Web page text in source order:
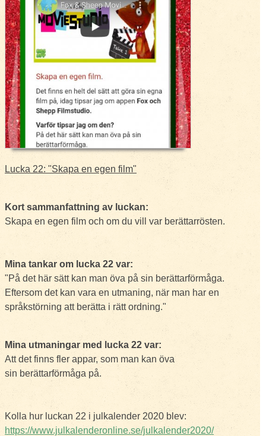
Lucka 22: "Skapa en egen film"
Kort sammanfattning av luckan:
Skapa en egen film och om du vill var berättarrösten.
Mina tankar om lucka 22 var:
"På det här sätt kan man öva på sin berättarförmåga.
Eftersom det kan vara en utmaning, när man har en
språkstörning att berätta i rätt ordning."
Mina utmaningar med lucka 22 var:
Att det finns fler appar, som man kan öva
sin berättarförmåga på.
Kolla hur luckan 22 i julkalender 2020 blev:
https://www.julkalenderonline.se/julkalender2020/